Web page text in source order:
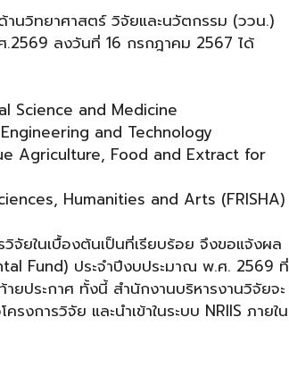
านวิทยาศาสตร์ วิจัยและนวัตกรรม (ววน.)
.2569 ลงวันที่ 16 กรกฎาคม 2567 ได้
Science and Medicine
and Technology
Agriculture, Food and Extract for
Humanities and Arts (FRISHA)
จัยในเบื้องต้นเป็นที่เรียบร้อย จึงขอแจ้งผล
Fund) ประจำปีงบประมาณ พ.ศ. 2569 ที่
ยประกาศ ทั้งนี้ สำนักงานบริหารงานวิจัยจะ
งการวิจัย และนำเข้าในระบบ NRIIS ภายใน